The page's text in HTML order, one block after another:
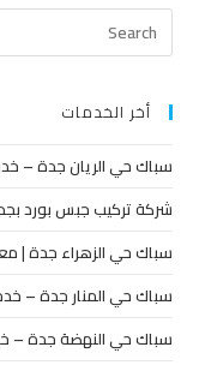
أخر الخدمات
سباك حي الريان جدة – خدمات
شركة تركيب جبس بورد بجدة |
سباك حي الزهراء جدة | معالجة
سباك حي المنار جدة – خدمات
سباك حي النهضة جدة – خدمات